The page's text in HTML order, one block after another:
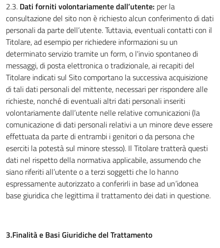
2.3. Dati forniti volontariamente dall’utente: per la
consultazione del sito non è richiesto alcun conferimento di dati
personali da parte dell’utente. Tuttavia, eventuali contatti con il
Titolare, ad esempio per richiedere informazioni su un
determinato servizio tramite un form, o l'invio spontaneo di
messaggi, di posta elettronica o tradizionale, ai recapiti del
Titolare indicati sul Sito comportano la successiva acquisizione
di tali dati personali del mittente, necessari per rispondere alle
richieste, nonché di eventuali altri dati personali inseriti
volontariamente dall’utente nelle relative comunicazioni (la
comunicazione di dati personali relativi a un minore deve essere
effettuata da parte di entrambi i genitori o da persona che
eserciti la potestà sul minore stesso). Il Titolare tratterà questi
dati nel rispetto della normativa applicabile, assumendo che
siano riferiti all’utente o a terzi soggetti che lo hanno
espressamente autorizzato a conferirli in base ad un’idonea
base giuridica che legittima il trattamento dei dati in questione.
3.Finalità e Basi Giuridiche del Trattamento